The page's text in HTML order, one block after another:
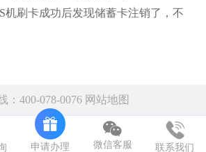
机刷卡成功后发现储蓄卡注销了，不
：400-078-0076 网站地图
申请办理 微信客服 联系我们